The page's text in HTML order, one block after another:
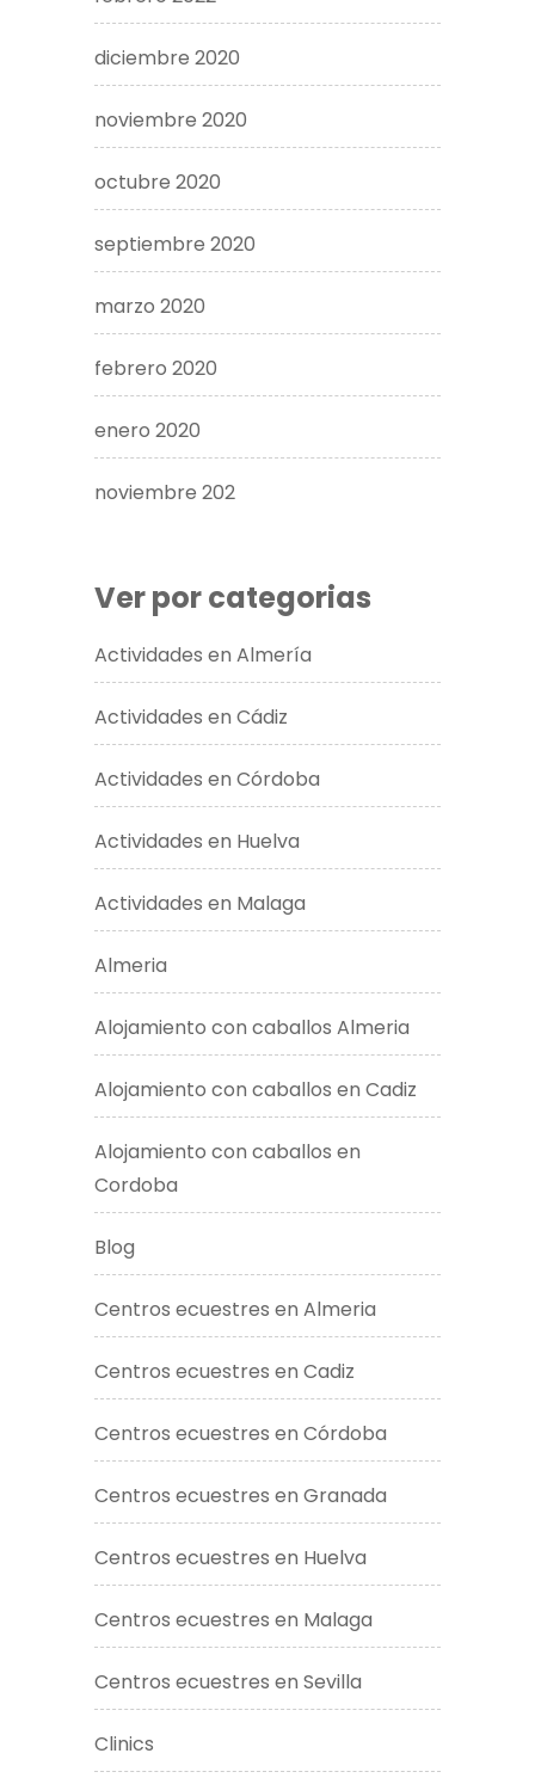
diciembre 2020
noviembre 2020
octubre 2020
septiembre 2020
marzo 2020
febrero 2020
enero 2020
noviembre 202
Ver por categorias
Actividades en Almería
Actividades en Cádiz
Actividades en Córdoba
Actividades en Huelva
Actividades en Malaga
Almeria
Alojamiento con caballos Almeria
Alojamiento con caballos en Cadiz
Alojamiento con caballos en
Cordoba
Blog
Centros ecuestres en Almeria
Centros ecuestres en Cadiz
Centros ecuestres en Córdoba
Centros ecuestres en Granada
Centros ecuestres en Huelva
Centros ecuestres en Malaga
Centros ecuestres en Sevilla
Clinics